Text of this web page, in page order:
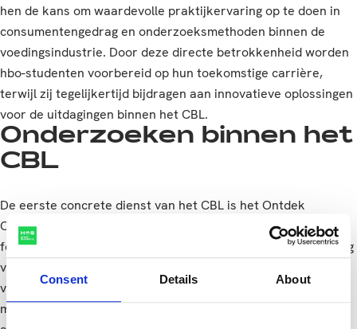
Consent Details About
hen de kans om waardevolle praktijkervaring op te doen in
consumentengedrag en onderzoeksmethoden binnen de
voedingsindustrie. Door deze directe betrokkenheid worden
hbo-studenten voorbereid op hun toekomstige carrière,
terwijl zij tegelijkertijd bijdragen aan innovatieve oplossingen
voor de uitdagingen binnen het CBL.
Onderzoeken binnen het
CBL
De eerste concrete dienst van het CBL is het Ontdek
Onderzoek. Met deze tool kunnen ondernemers hun
foodconcepten testen op de uiteindelijke verkooplocatie, nog
vóór introductie in de supermarkt of horeca. Na het maken
van hun keuze worden consumenten gevraagd naar hun
motieven, zodat bedrijven inzicht krijgen in de